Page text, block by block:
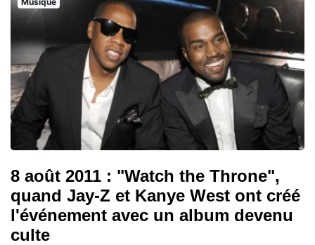
8 août 2011 : "Watch the Throne",
quand Jay-Z et Kanye West ont créé
l'événement avec un album devenu
culte